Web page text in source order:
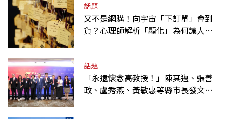
話題
又不是網購！向宇宙「下訂單」會到
貨？心理師解析「顯化」為何讓人無
話題
「永遠懷念高教授！」陳其邁、張善
政、盧秀燕、黃敏惠等縣市長發文弔